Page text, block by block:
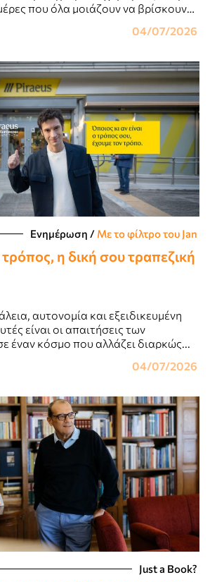
που όλα μοιάζουν να βρίσκουν
04/07/2026
Ενημέρωση / Με το φίλτρο του Jan
η δική σου τραπεζική
αυτονομία και εξειδικευμένη
είναι οι απαιτήσεις των
έναν κόσμο που αλλάζει διαρκώς...
04/07/2026
Just a Book?